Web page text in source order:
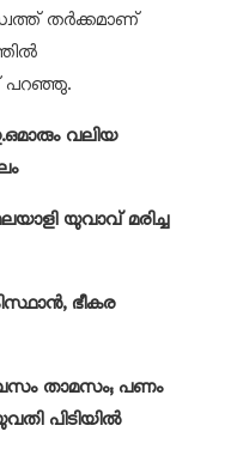
തര്‍ക്കമാണ്
പറഞ്ഞു.
വലിയ
യുവാവ് മരിച്ച
ഭീകര
താമസം; പണം
പിടിയില്‍